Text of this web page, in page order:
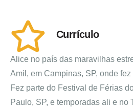
Currículo
Alice no país das maravilhas
Amil, em Campinas, SP, onde
Fez parte do Festival de Férias
Paulo, SP, e temporadas ali e no